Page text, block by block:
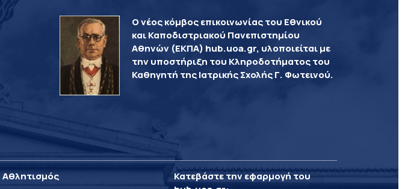
Ο νέος κόμβος επικοινωνίας του Εθνικού
και Καποδιστριακού Πανεπιστημίου
Αθηνών (ΕΚΠΑ) hub.uoa.gr, υλοποιείται με
την υποστήριξη του Κληροδοτήματος του
Καθηγητή της Ιατρικής Σχολής Γ. Φωτεινού.
Αθλητισμός
Κατεβάστε την εφαρμογή του